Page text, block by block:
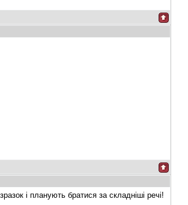
і планують братися за складніші речі!